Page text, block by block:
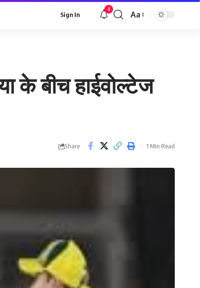
Sign In
4
Font
Aa
के बीच हाईवोल्टेज
Share 1 Min Read